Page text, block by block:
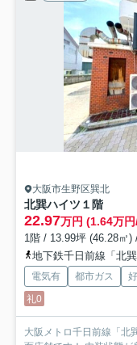
大阪市生野区巽北
北巽ハイツ １階
22.97万円 (1.64万
1階 / 13.99坪 (46.28㎡)
地下鉄千日前線「北
電気有 都市ガス
礼0
大阪メトロ千日前線「北